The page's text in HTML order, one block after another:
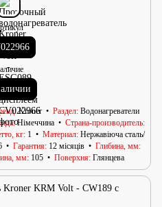
Kroner Раздел Водонагреватели
Німеччина
Страна-производитель
кг 1 Материал Нержавіюча сталь/
Гарантия 12 місяців
Глибина, мм
мм 105 Поверхня Глянцева